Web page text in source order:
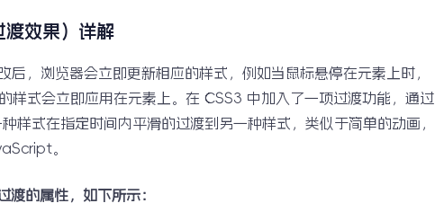
渡效果）详解
后，浏览器会立即更新相应的样式，例如当鼠标悬停在元素上时，
样式会立即应用在元素上。在 CSS3 中加入了一项过渡功能，通过
样式在指定时间内平滑的过渡到另一种样式，类似于简单的动画，
。
渡的属性，如下所示：